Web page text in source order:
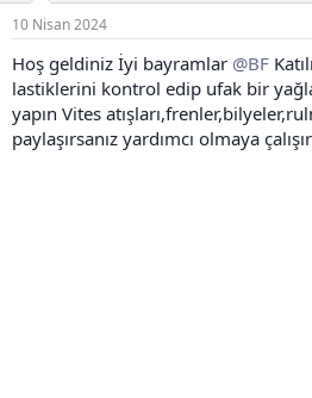
:
10 Nisan 2024
Hoş geldiniz İyi bayramlar @BF
lastiklerini kontrol edip ufak bir
yapın Vites
paylaşırsanız yardımcı olmaya